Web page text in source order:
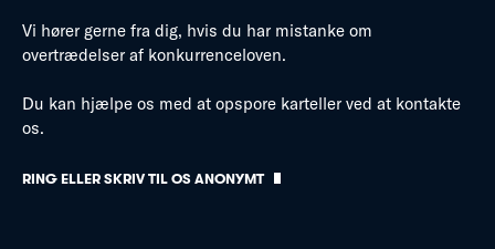
Vi hører gerne fra dig, hvis du har mistanke om
overtrædelser af konkurrenceloven.
Du kan hjælpe os med at opspore karteller ved at kontakte
os.
RING ELLER SKRIV TIL OS ANONYMT